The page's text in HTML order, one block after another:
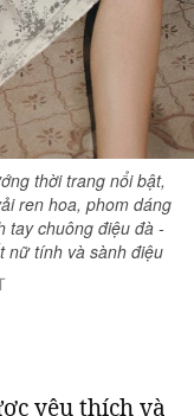
thời trang nổi bật,
ren hoa, phom dáng
tay chuông điệu đà -
nữ tính và sành điệu
yêu thích và